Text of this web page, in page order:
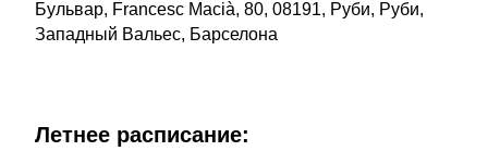
Бульвар, Francesc Macià, 80, 08191, Руби, Руби,
Западный Вальес, Барселона
Летнее расписание: